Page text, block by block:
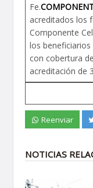
Fe.
acreditados los
Componente
los
con cobertura
acreditación de
Reenviar
NOTICIAS